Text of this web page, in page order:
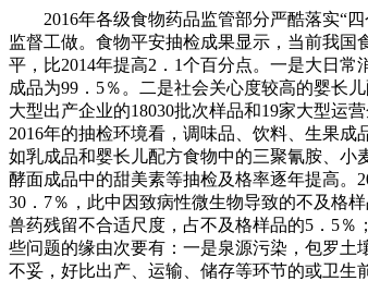
2016年各级食物药品监管部分严酷落实“四
监督工做。食物平安抽检成果显示，当前我国
平，比2014年提高2．1个百分点。一是大日
成品为99．5％。二是社会关心度较高的婴长
大型出产企业的18030批次样品和19家大型运
2016年的抽检环境看，调味品、饮料、生果
如乳成品和婴长儿配方食物中的三聚氰胺、
酵面成品中的甜美素等抽检及格率逐年提高。
30．7％，此中因致病性微生物导致的不及格
兽药残留不合适尺度，占不及格样品的5．5
些问题的缘由次要有：一是泉源污染，包罗
不妥，好比出产、运输、储存等环节的或卫